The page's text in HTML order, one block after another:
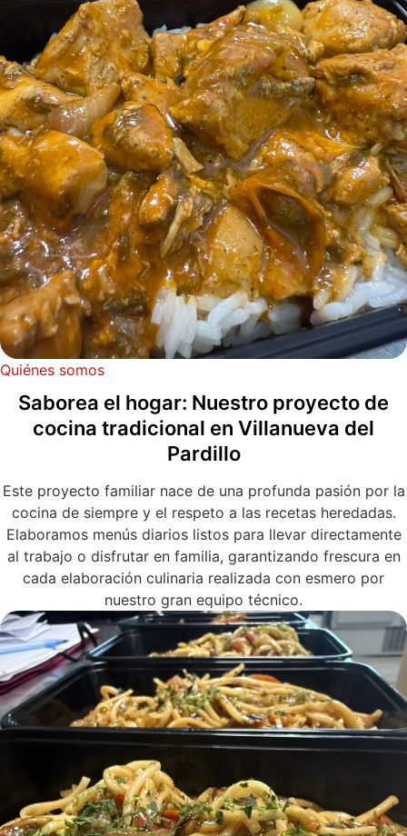
Quiénes somos
Saborea el hogar: Nuestro proyecto de
cocina tradicional en Villanueva del
Pardillo
Este proyecto familiar nace de una profunda pasión por la
cocina de siempre y el respeto a las recetas heredadas.
Elaboramos menús diarios listos para llevar directamente
al trabajo o disfrutar en familia, garantizando frescura en
cada elaboración culinaria realizada con esmero por
nuestro gran equipo técnico.